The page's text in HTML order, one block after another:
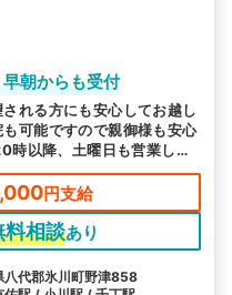
朝からも受付
れる方にも安心してお越し
可能ですので親御様も安心
時以降、土曜日も営業して
、皆様のお越しをお待ちし
円支給
料相談あり
八代郡氷川町野津858